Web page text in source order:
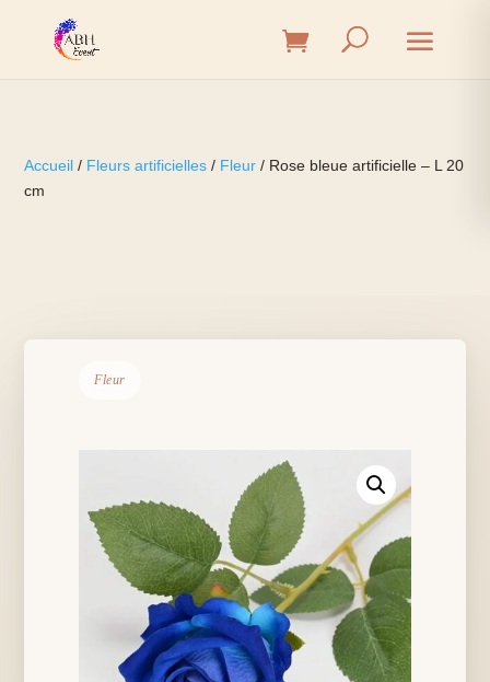
Accueil / Fleurs artificielles / Fleur / Rose bleue artificielle – L 20
cm
Fleur